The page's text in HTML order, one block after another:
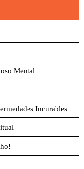
Mental
Incurables